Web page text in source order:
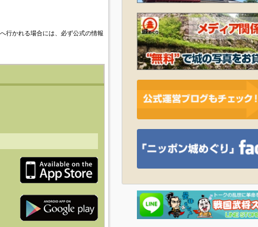
行かれる場合には、必ず公式の情報